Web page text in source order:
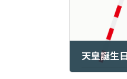
天皇誕生日